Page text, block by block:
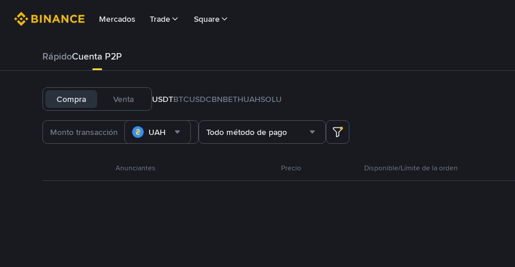
Mercados Trade Square
RápidoCuenta P2P
Compra Venta USDTBTCUSDCBNBETHUAHSOLU
UAH Todo método de pago
Anunciantes Precio Disponible/Límite de la orden